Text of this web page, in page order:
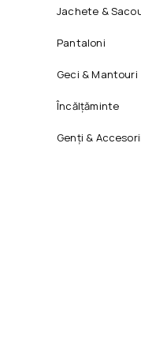
Jachete &
Pantaloni
Geci & Mantouri
Încălțăminte
Genți &